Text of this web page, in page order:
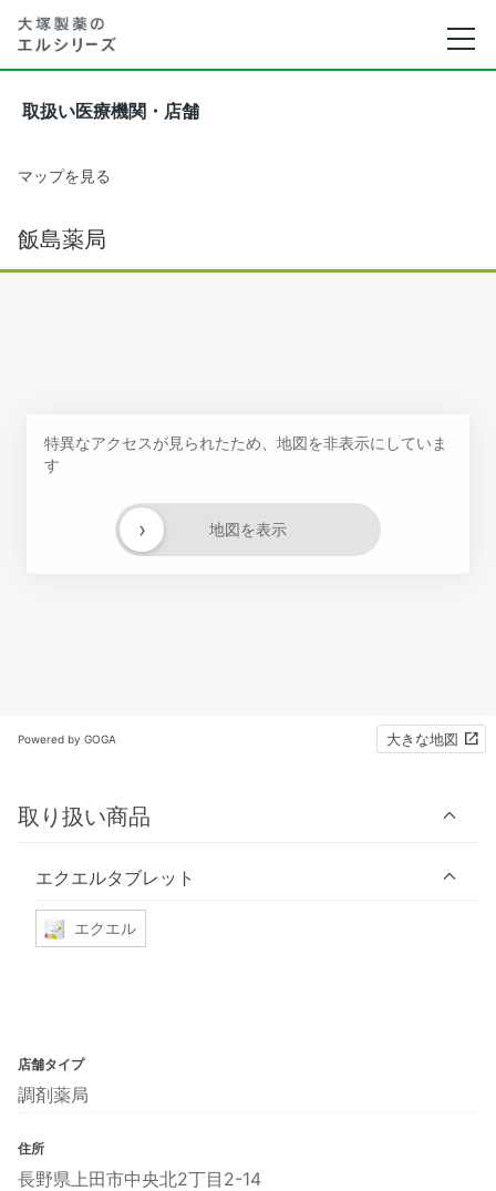
取扱い医療機関・店舗
マップを見る
飯島薬局
特異なアクセスが見られたため、地図を非表示にしていま
す
地図を表示
›
Powered by GOGA 大きな地図
取り扱い商品
エクエルタブレット
エクエル
店舗タイプ
調剤薬局
住所
長野県上田市中央北2丁目2-14